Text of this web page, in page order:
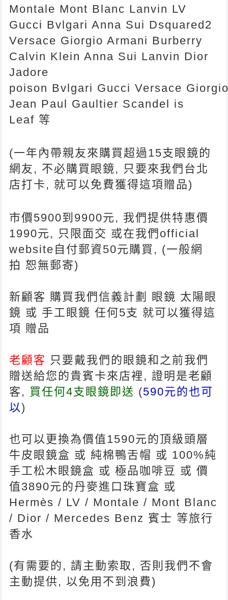
Montale Mont Blanc Lanvin LV
Gucci Bvlgari Anna Sui Dsquared2
Versace Giorgio Armani Burberry
Calvin Klein Anna Sui Lanvin Dior
Jadore
poison Bvlgari Gucci Versace
Jean Paul Gaultier Scandel is
Leaf 等
(一年內帶親友來購買超過15支眼鏡的
網友, 不必購買眼鏡, 只要來我們台北
店打卡, 就可以免費獲得這項贈品)
市價5900到9900元, 我們提供特惠價
1990元, 只限面交 或在我們official
website自付郵資50元購買, (一般網
拍 恕無郵寄)
新顧客 購買我們信義計劃 眼鏡 太陽眼
鏡 或 手工眼鏡 任何5支 就可以獲得這
項 贈品
老顧客 只要戴我們的眼鏡和之前我們
贈送給您的貴賓卡來店裡, 證明是老顧
客, 買任何4支眼鏡即送 (590元的也可
以)
也可以更換為價值1590元的頂級頭層
牛皮眼鏡盒 或 純棉鴨舌帽 或 100%純
手工松木眼鏡盒 或 極品咖啡豆 或 價
值3890元的丹麥進口珠寶盒 或
Hermès / LV / Montale / Mont Blanc
/ Dior / Mercedes Benz 賓士 等旅行
香水
(有需要的, 請主動索取, 否則我們不會
主動提供, 以免用不到浪費)